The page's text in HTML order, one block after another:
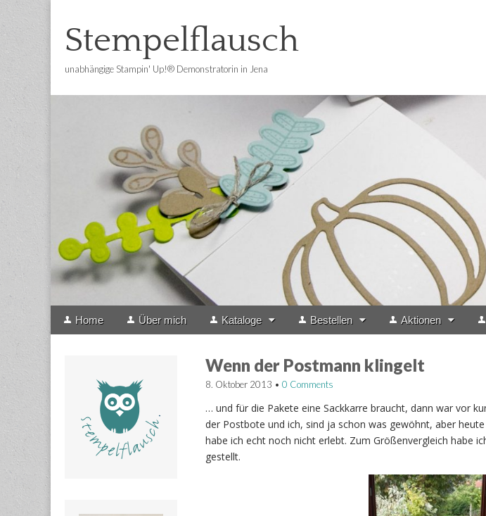
Stempelflausch
unabhängige Stampin' Up!® Demonstratorin in Jena
Main
Skip
Home Über mich Kataloge Bestellen Aktionen
Wenn der Postmann klingelt
8. Oktober 2013 • 0 Comments
… und für die Pakete eine Sackkarre braucht, dann war vor
der Postbote und ich, sind ja schon was gewöhnt, aber
habe ich echt noch nicht erlebt. Zum Größenvergleich habe
gestellt.